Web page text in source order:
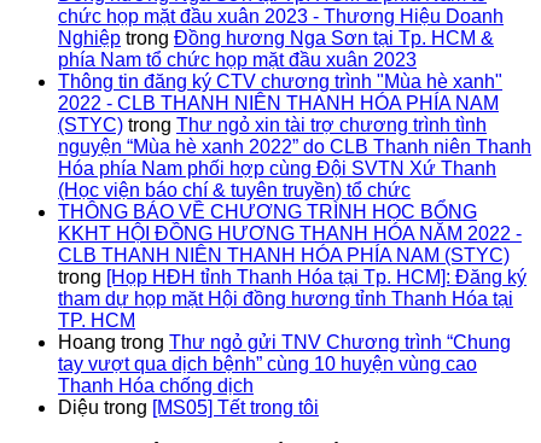
chức họp mặt đầu xuân 2023 - Thương Hiệu Doanh
Nghiệp trong Đồng hương Nga Sơn tại Tp. HCM &
phía Nam tổ chức họp mặt đầu xuân 2023
Thông tin đăng ký CTV chương trình "Mùa hè xanh"
2022 - CLB THANH NIÊN THANH HÓA PHÍA NAM
(STYC) trong Thư ngỏ xin tài trợ chương trình tình
nguyện “Mùa hè xanh 2022” do CLB Thanh niên Thanh
Hóa phía Nam phối hợp cùng Đội SVTN Xứ Thanh
(Học viện báo chí & tuyên truyền) tổ chức
THÔNG BÁO VỀ CHƯƠNG TRÌNH HỌC BỔNG
KKHT HỘI ĐỒNG HƯƠNG THANH HÓA NĂM 2022 -
CLB THANH NIÊN THANH HÓA PHÍA NAM (STYC)
trong [Họp HĐH tỉnh Thanh Hóa tại Tp. HCM]: Đăng ký
tham dự họp mặt Hội đồng hương tỉnh Thanh Hóa tại
TP. HCM
Hoang trong Thư ngỏ gửi TNV Chương trình “Chung
tay vượt qua dịch bệnh” cùng 10 huyện vùng cao
Thanh Hóa chống dịch
Diệu trong [MS05] Tết trong tôi